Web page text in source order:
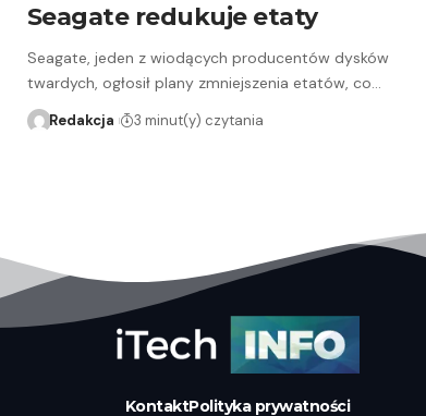
Seagate redukuje etaty
Seagate, jeden z wiodących producentów dysków
twardych, ogłosił plany zmniejszenia etatów, co…
Redakcja 3 minut(y) czytania
KontaktPolityka prywatności